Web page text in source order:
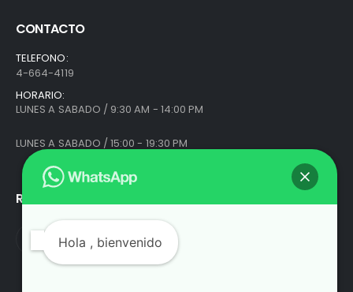
CONTACTO
TELEFONO:
4-664-4119
HORARIO:
LUNES A SABADO / 9:30 AM - 14:00 PM
LUNES A SABADO / 15:00 - 19:30 PM
REDES SOCIALES
Hola , bienvenido